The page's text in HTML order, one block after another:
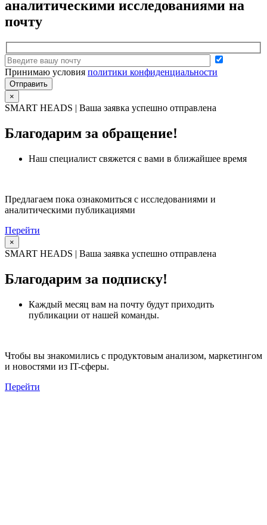
аналитическими исследованиями на
почту
Принимаю условия политики конфиденциальности
×
SMART HEADS | Ваша заявка успешно отправлена
Благодарим за обращение!
Наш специалист свяжется с вами в ближайшее время
Предлагаем пока ознакомиться с исследованиями и
аналитическими публикациями
Перейти
×
SMART HEADS | Ваша заявка успешно отправлена
Благодарим за подписку!
Каждый месяц вам на почту будут приходить
публикации от нашей команды.
Чтобы вы знакомились с продуктовым анализом, маркетингом
и новостями из IT-сферы.
Перейти